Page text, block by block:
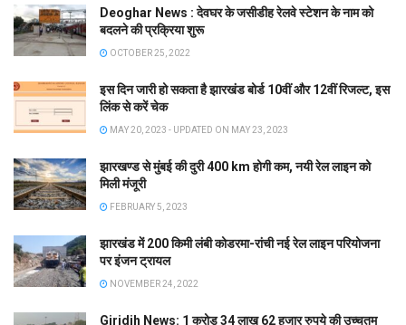
Deoghar News : देवघर के जसीडीह रेलवे स्टेशन के नाम को
बदलने की प्रक्रिया शुरू
OCTOBER 25, 2022
इस दिन जारी हो सकता है झारखंड बोर्ड 10वीं और 12वीं रिजल्ट, इस
लिंक से करें चेक
MAY 20, 2023 - UPDATED ON MAY 23, 2023
झारखण्ड से मुंबई की दुरी 400 km होगी कम, नयी रेल लाइन को
मिली मंजूरी
FEBRUARY 5, 2023
झारखंड में 200 किमी लंबी कोडरमा-रांची नई रेल लाइन परियोजना
पर इंजन ट्रायल
NOVEMBER 24, 2022
Giridih News: 1 करोड़ 34 लाख 62 हजार रुपये की उच्चतम